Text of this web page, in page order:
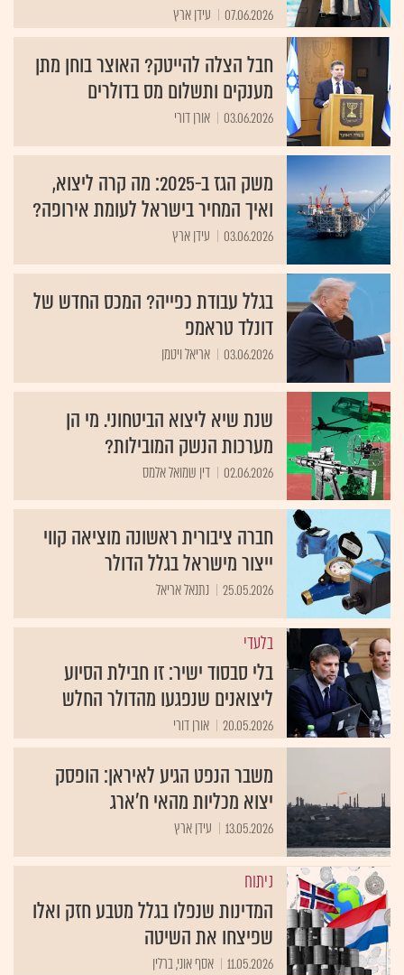
07.06.2026 עידן ארץ
חבל הצלה להייטק? האוצר בוחן מתן
מענקים ותשלום מס בדולרים
03.06.2026 אורן דורי
משק הגז ב-2025: מה קרה ליצוא,
ואיך המחיר בישראל לעומת אירופה?
03.06.2026 עידן ארץ
בגלל עבודת כפייה? המכס החדש של
דונלד טראמפ
03.06.2026 אריאל ויטמן
שנת שיא ליצוא הביטחוני. מי הן
מערכות הנשק המובילות?
02.06.2026 דין שמואל אלמס
חברה ציבורית ראשונה מוציאה קווי
ייצור מישראל בגלל הדולר
25.05.2026 נתנאל אריאל
בלעדי
בלי סבסוד ישיר: זו חבילת הסיוע
ליצואנים שנפגעו מהדולר החלש
20.05.2026 אורן דורי
משבר הנפט הגיע לאיראן: הופסק
יצוא מכליות מהאי ח'ארג
13.05.2026 עידן ארץ
ניתוח
המדינות שנפלו בגלל מטבע חזק ואלו
שפיצחו את השיטה
11.05.2026 אסף אוני, ברלין